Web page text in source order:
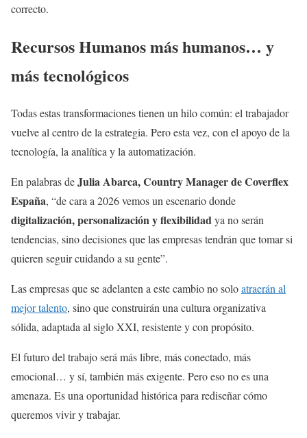
correcto.
Recursos Humanos más humanos… y
más tecnológicos
Todas estas transformaciones tienen un hilo común: el trabajador
vuelve al centro de la estrategia. Pero esta vez, con el apoyo de la
tecnología, la analítica y la automatización.
En palabras deJulia Abarca, Country Manager de Coverflex
España, “de cara a 2026 vemos un escenario donde
digitalización, personalización y flexibilidadya no serán
tendencias, sino decisiones que las empresas tendrán que tomar si
quieren seguir cuidando a su gente”.
Las empresas que se adelanten a este cambio no soloatraerán al
mejor talento, sino que construirán una cultura organizativa
sólida, adaptada al siglo XXI, resistente y con propósito.
El futuro del trabajo será más libre, más conectado, más
emocional… y sí, también más exigente. Pero eso no es una
amenaza. Es una oportunidad histórica para rediseñar cómo
queremos vivir y trabajar.